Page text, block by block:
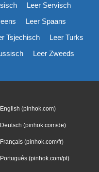
Leer Servisch
Leer Spaans
Tsjechisch
Leer Turks
Leer Zweeds
English (pinhok.com)
Deutsch (pinhok.com/de)
Français (pinhok.com/fr)
Português (pinhok.com/pt)